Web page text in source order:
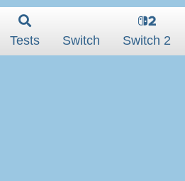
Tests Switch Switch 2